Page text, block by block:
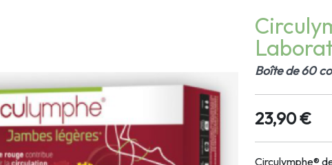
Boîte de 60
23,90 €
Circulymphe®